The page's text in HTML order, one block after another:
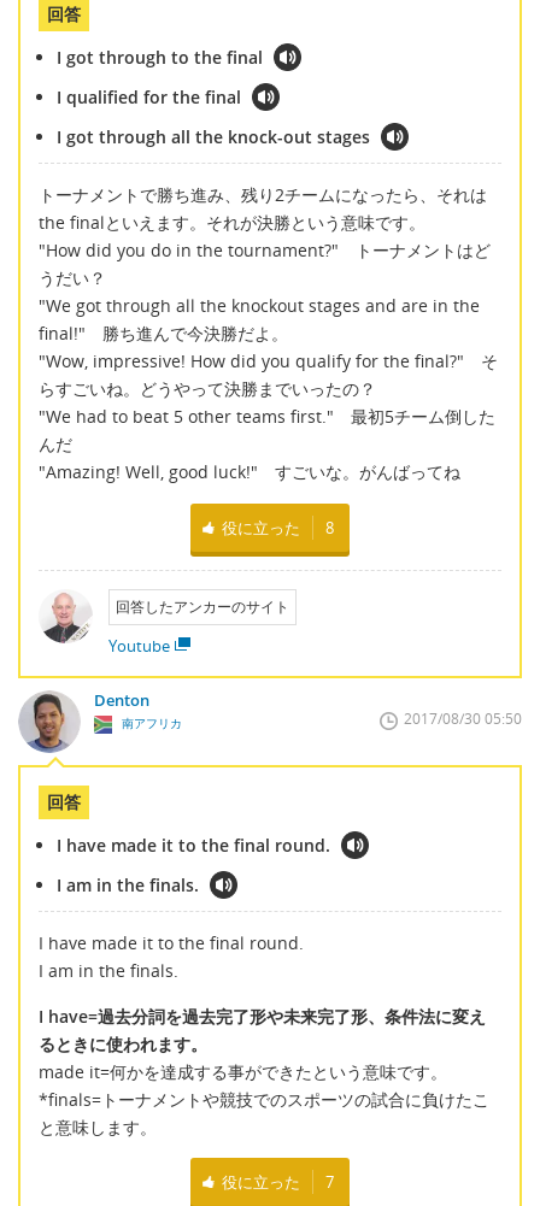
回答
I got through to the final
I qualified for the final
I got through all the knock-out stages
トーナメントで勝ち進み、残り2チームになったら、それは
the finalといえます。それが決勝という意味です。
"How did you do in the tournament?" トーナメントはど
うだい？
"We got through all the knockout stages and are in the
final!" 勝ち進んで今決勝だよ。
"Wow, impressive! How did you qualify for the final?" そ
らすごいね。どうやって決勝までいったの？
"We had to beat 5 other teams first." 最初5チーム倒した
んだ
"Amazing! Well, good luck!" すごいな。がんばってね
役に立った 8
回答したアンカーのサイト
Youtube
Denton
南アフリカ 2017/08/30 05:50
回答
I have made it to the final round.
I am in the finals.
I have made it to the final round.
I am in the finals.
I have=過去分詞を過去完了形や未来完了形、条件法に変え
るときに使われます。
made it=何かを達成する事ができたという意味です。
*finals=トーナメントや競技でのスポーツの試合に負けたこ
と意味します。
役に立った 7